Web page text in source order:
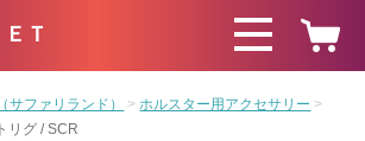
Ｔ
サファリランド）
ホルスター用アクセサリー
リグ / SCR